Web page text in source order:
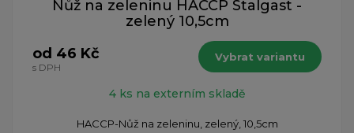
Nůž na zeleninu HACCP Stalgast -
zelený 10,5cm
od 46 Kč
s DPH
Vybrat variantu
4 ks na externím skladě
HACCP-Nůž na zeleninu, zelený, 10,5cm